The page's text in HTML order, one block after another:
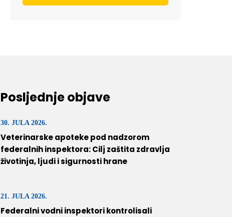
Posljednje objave
30. JULA 2026.
Veterinarske apoteke pod nadzorom
federalnih inspektora: Cilj zaštita zdravlja
životinja, ljudi i sigurnosti hrane
21. JULA 2026.
Federalni vodni inspektori kontrolisali